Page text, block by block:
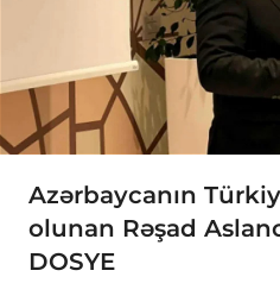
Azərbaycanın
olunan Rəşad
DOSYE